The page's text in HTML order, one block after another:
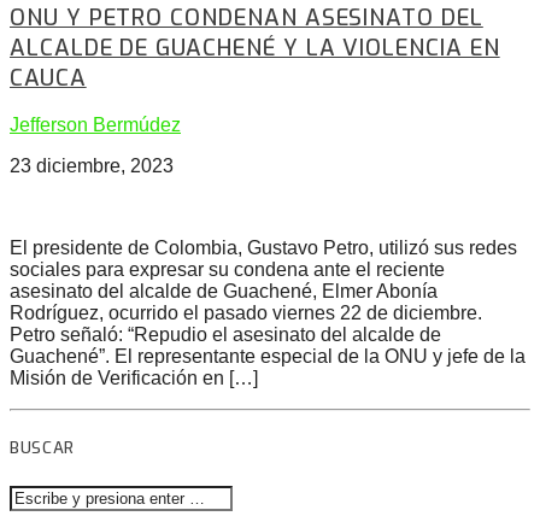
ONU Y PETRO CONDENAN ASESINATO DEL
ALCALDE DE GUACHENÉ Y LA VIOLENCIA EN
CAUCA
Jefferson Bermúdez
23 diciembre, 2023
El presidente de Colombia, Gustavo Petro, utilizó sus redes
sociales para expresar su condena ante el reciente
asesinato del alcalde de Guachené, Elmer Abonía
Rodríguez, ocurrido el pasado viernes 22 de diciembre.
Petro señaló: “Repudio el asesinato del alcalde de
Guachené”. El representante especial de la ONU y jefe de la
Misión de Verificación en […]
BUSCAR